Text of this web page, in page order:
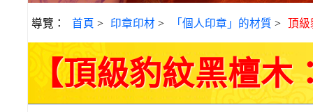
導覽： 首頁 > 印章印材 > 「個人印章」的材質 > 頂
【頂級豹紋黑檀